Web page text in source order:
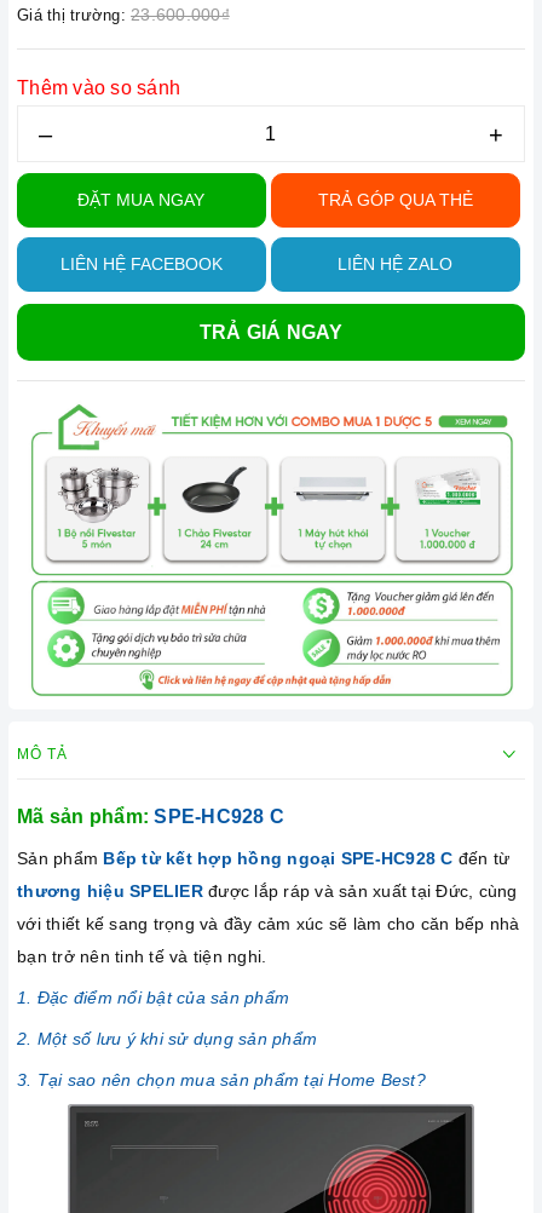
Giá thị trường: 23.600.000₫
Thêm vào so sánh
– +
ĐẶT MUA NGAY TRẢ GÓP QUA THẺ
LIÊN HỆ FACEBOOK LIÊN HỆ ZALO
TRẢ GIÁ NGAY
MÔ TẢ
Mã sản phẩm:SPE-HC928 C
Sản phẩm Bếp từ kết hợp hồng ngoại SPE-HC928 C đến từ
thương hiệu SPELIERđược lắp ráp và sản xuất tại Đức, cùng
với thiết kế sang trọng và đầy cảm xúc sẽ làm cho căn bếp nhà
bạn trở nên tinh tế và tiện nghi.
1. Đặc điểm nổi bật của sản phẩm
2. Một số lưu ý khi sử dụng sản phẩm
3. Tại sao nên chọn mua sản phẩm tại Home Best?